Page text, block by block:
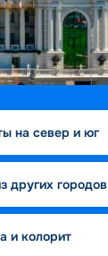
на север и юг
других городов
и колорит